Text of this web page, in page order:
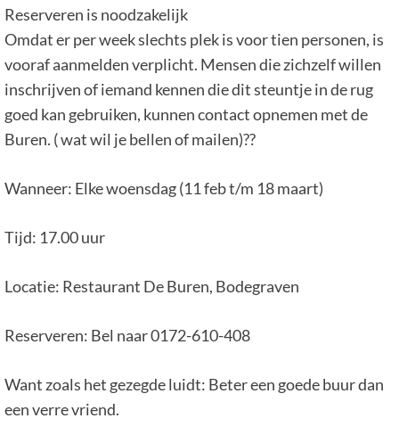
Reserveren is noodzakelijk
Omdat er per week slechts plek is voor tien personen, is
vooraf aanmelden verplicht. Mensen die zichzelf willen
inschrijven of iemand kennen die dit steuntje in de rug
goed kan gebruiken, kunnen contact opnemen met de
Buren. ( wat wil je bellen of mailen)??
Wanneer: Elke woensdag (11 feb t/m 18 maart)
Tijd: 17.00 uur
Locatie: Restaurant De Buren, Bodegraven
Reserveren: Bel naar 0172-610-408
Want zoals het gezegde luidt: Beter een goede buur dan
een verre vriend.